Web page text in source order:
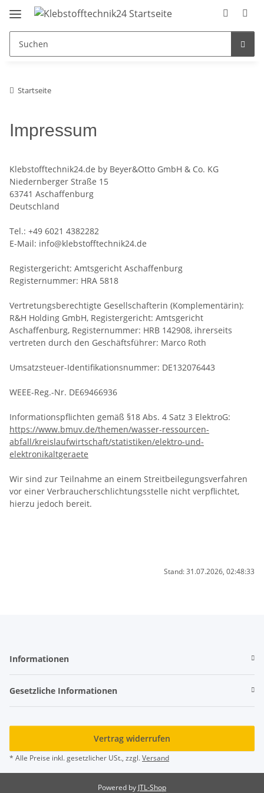
Startseite
Impressum
Klebstofftechnik24.de by Beyer&Otto GmbH & Co. KG
Niedernberger Straße 15
63741 Aschaffenburg
Deutschland
Tel.: +49 6021 4382282
E-Mail: info@klebstofftechnik24.de
Registergericht: Amtsgericht Aschaffenburg
Registernummer: HRA 5818
Vertretungsberechtigte Gesellschafterin (Komplementärin):
R&H Holding GmbH, Registergericht: Amtsgericht
Aschaffenburg, Registernummer: HRB 142908, ihrerseits
vertreten durch den Geschäftsführer: Marco Roth
Umsatzsteuer-Identifikationsnummer: DE132076443
WEEE-Reg.-Nr. DE69466936
Informationspflichten gemäß §18 Abs. 4 Satz 3 ElektroG:
https://www.bmuv.de/themen/wasser-ressourcen-
abfall/kreislaufwirtschaft/statistiken/elektro-und-
elektronikaltgeraete
Wir sind zur Teilnahme an einem Streitbeilegungsverfahren
vor einer Verbraucherschlichtungsstelle nicht verpflichtet,
hierzu jedoch bereit.
Stand: 31.07.2026, 02:48:33
Informationen
Gesetzliche Informationen
Vertrag widerrufen
* Alle Preise inkl. gesetzlicher USt., zzgl.Versand
Powered by JTL-Shop